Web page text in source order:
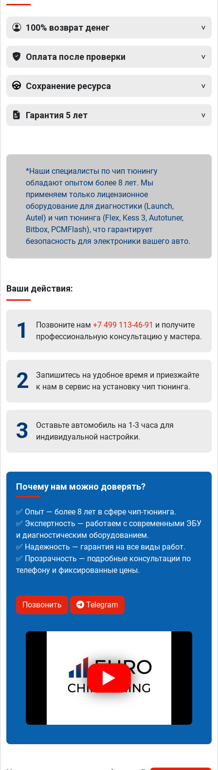
100% возврат денег
Оплата после проверки
Сохранение ресурса
Гарантия 5 лет
Наши специалисты по чип тюнингу
обладают опытом более 8 лет. Мы
применяем только лицензионное
оборудование для диагностики (Launch,
Autel) и чип тюнинга (Flex, Kess 3, Autotuner,
Bitbox, PCMFlash), что гарантирует
безопасность для электроники вашего авто.
Ваши действия:
1 Позвоните нам +7 499 113-46-91 и получите
профессиональную консультацию у мастера.
2
Запишитесь на удобное время и приезжайте
к нам в сервис на установку чип тюнинга.
3
Оставьте автомобиль на 1-3 часа для
индивидуальной настройки.
Почему нам можно доверять?
✅ Опыт — более 8 лет в сфере чип-тюнинга.
✅ Экспертность — работаем с современными ЭБУ
и диагностическим оборудованием.
✅ Надежность — гарантия на все виды работ.
✅ Прозрачность — подробные консультации по
телефону и фиксированные цены.
Позвонить Telegram